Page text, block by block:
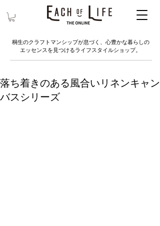
桐生のクラフトマンシップが息づく、心豊かな暮らしの
エッセンスを見つけるライフスタイルショップ。
落ち着きのある風合いリネンキャン
バスシリーズ